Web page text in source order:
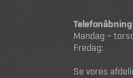
Mandag –
Fredag:
Se vores